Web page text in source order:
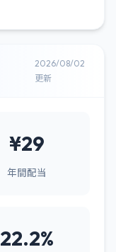
2026/08/02
更新
¥29
年間配当
22.2%